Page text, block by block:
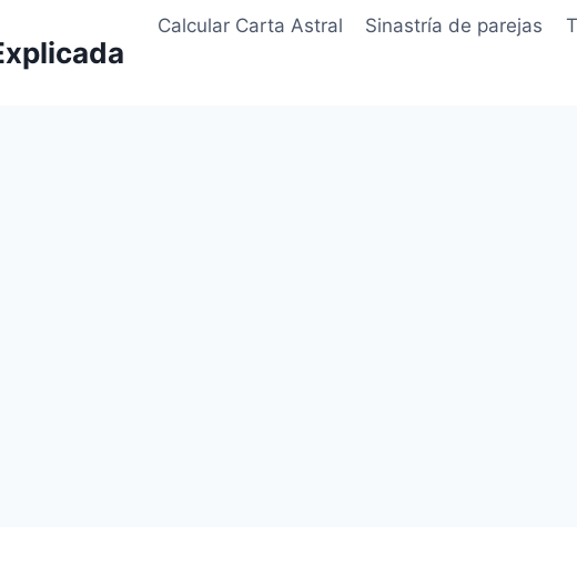
Calcular Carta Astral Sinastría de parejas